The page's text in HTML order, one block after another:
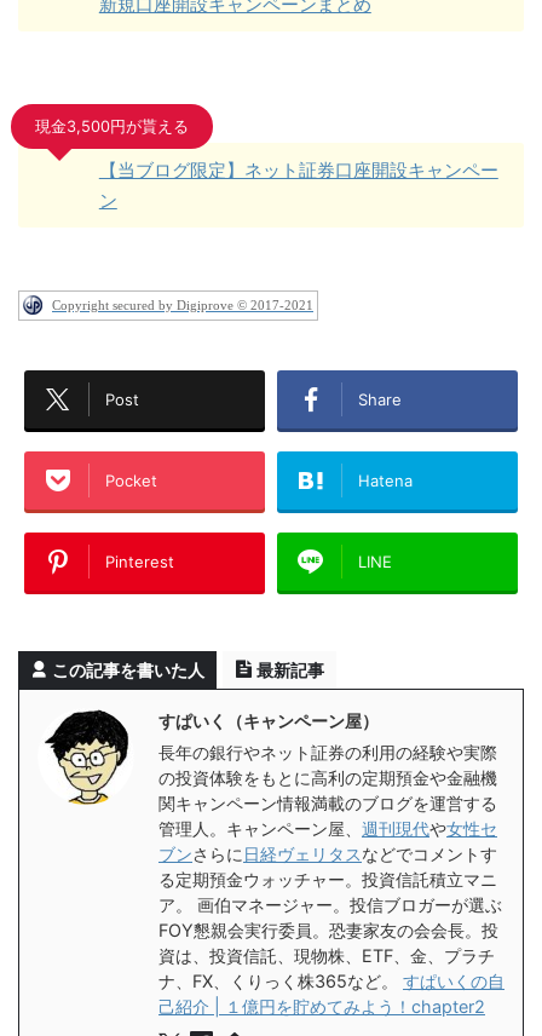
現金3,500円が貰える
【当ブログ限定】ネット証券口座開設キャンペー
ン
Copyright secured by Digiprove © 2017-2021
Post Share
Pocket Hatena
Pinterest LINE
この記事を書いた人 最新記事
すぱいく（キャンペーン屋）
長年の銀行やネット証券の利用の経験や実際
の投資体験をもとに高利の定期預金や金融機
関キャンペーン情報満載のブログを運営する
管理人。キャンペーン屋、 週刊現代や女性セ
ブンさらに 日経ヴェリタスなどでコメントす
る定期預金ウォッチャー。投資信託積立マニ
ア。 画伯マネージャー。投信ブロガーが選ぶ
FOY懇親会実行委員。恐妻家友の会会長。投
資は、投資信託、現物株、ETF、金、プラチ
ナ、FX、くりっく株365など。 すぱいくの自
己紹介 | １億円を貯めてみよう！chapter2